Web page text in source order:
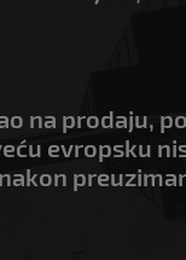
na prodaju,
evropsku